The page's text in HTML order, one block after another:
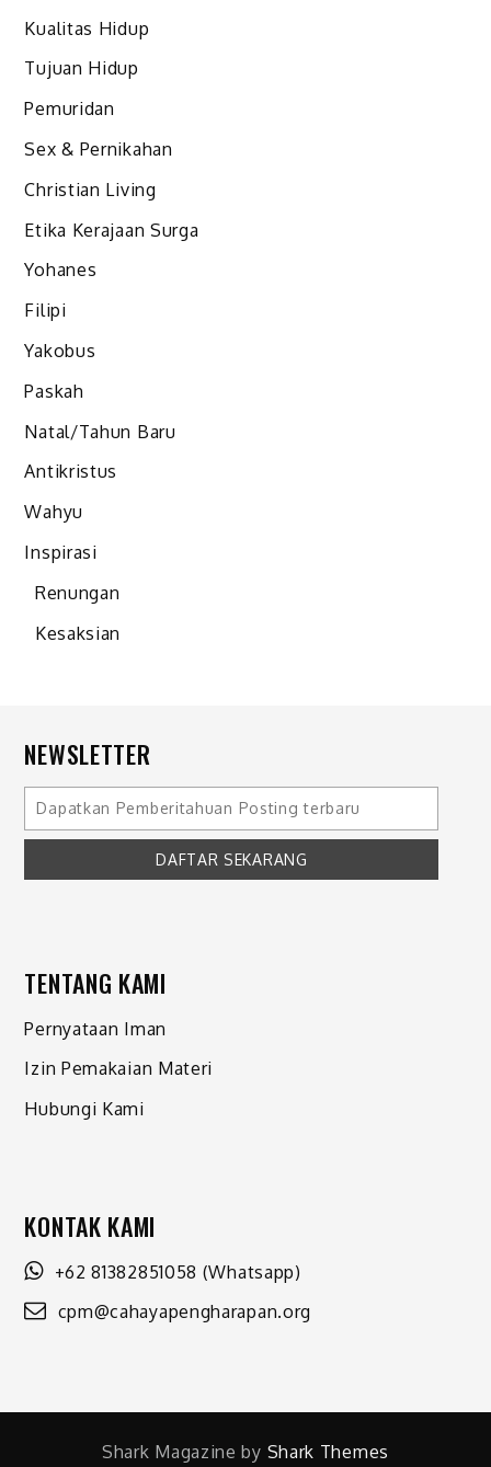
Kualitas Hidup
Tujuan Hidup
Pemuridan
Sex & Pernikahan
Christian Living
Etika Kerajaan Surga
Yohanes
Filipi
Yakobus
Paskah
Natal/Tahun Baru
Antikristus
Wahyu
Inspirasi
Renungan
Kesaksian
NEWSLETTER
TENTANG KAMI
Pernyataan Iman
Izin Pemakaian Materi
Hubungi Kami
KONTAK KAMI
+62 81382851058 (Whatsapp)
cpm@cahayapengharapan.org
Shark Magazine by Shark Themes